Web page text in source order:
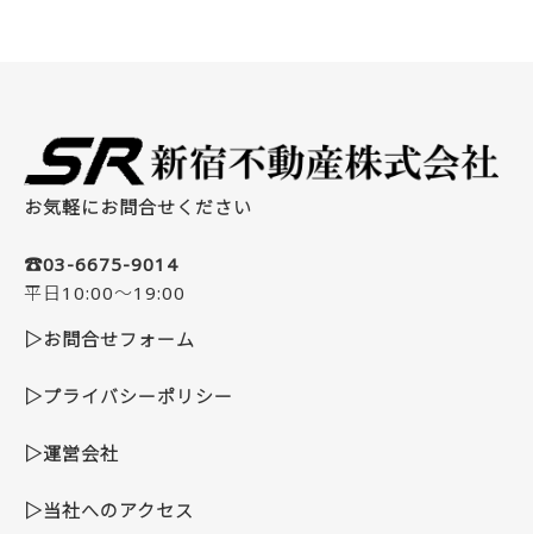
お気軽にお問合せください
☎03-6675-9014
平日10:00～19:00
▷お問合せフォーム
▷プライバシーポリシー
▷運営会社
▷当社へのアクセス